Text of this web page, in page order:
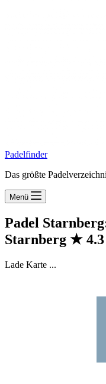
Padelfinder
Das größte
Menü
Padel
Starnberg ★ 4.3
Lade Karte ...